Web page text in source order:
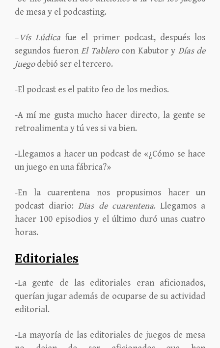
de mesa y el podcasting.
–Vís Lúdica fue el primer podcast, después los
segundos fueron El Tablerocon Kabutor y Días de
juegodebió ser el tercero.
-El podcast es el patito feo de los medios.
-A mí me gusta mucho hacer directo, la gente se
retroalimenta y tú ves si va bien.
-Llegamos a hacer un podcast de «¿Cómo se hace
un juego en una fábrica?»
-En la cuarentena nos propusimos hacer un
podcast diario:Dias de cuarentena. Llegamos a
hacer 100 episodios y el último duró unas cuatro
horas.
Editoriales
-La gente de las editoriales eran aficionados,
querían jugar además de ocuparse de su actividad
editorial.
-La mayoría de las editoriales de juegos de mesa